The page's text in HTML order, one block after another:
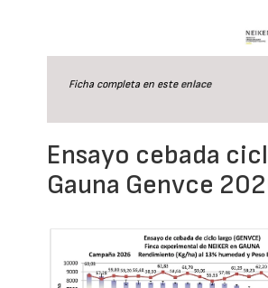
Ficha completa en este enlace
Ensayo cebada
Gauna Genvce